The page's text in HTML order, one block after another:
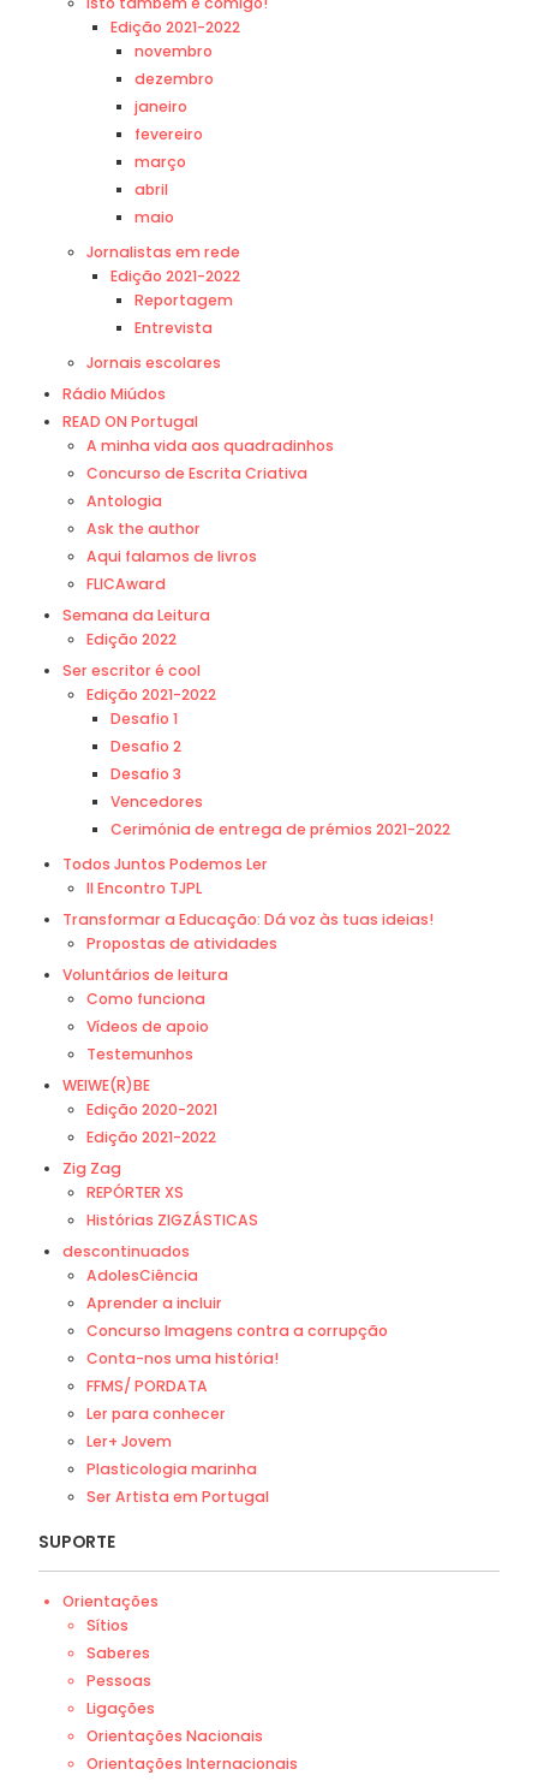
Edição 2021-2022
novembro
dezembro
janeiro
fevereiro
março
abril
maio
Jornalistas em rede
Edição 2021-2022
Reportagem
Entrevista
Jornais escolares
Rádio Miúdos
READ ON Portugal
A minha vida aos quadradinhos
Concurso de Escrita Criativa
Antologia
Ask the author
Aqui falamos de livros
FLICAward
Semana da Leitura
Edição 2022
Ser escritor é cool
Edição 2021-2022
Desafio 1
Desafio 2
Desafio 3
Vencedores
Cerimónia de entrega de prémios 2021-2022
Todos Juntos Podemos Ler
II Encontro TJPL
Transformar a Educação: Dá voz às tuas ideias!
Propostas de atividades
Voluntários de leitura
Como funciona
Vídeos de apoio
Testemunhos
WEIWE(R)BE
Edição 2020-2021
Edição 2021-2022
Zig Zag
REPÓRTER XS
Histórias ZIGZÁSTICAS
descontinuados
AdolesCiência
Aprender a incluir
Concurso Imagens contra a corrupção
Conta-nos uma história!
FFMS/ PORDATA
Ler para conhecer
Ler+ Jovem
Plasticologia marinha
Ser Artista em Portugal
SUPORTE
Orientações
Sítios
Saberes
Pessoas
Ligações
Orientações Nacionais
Orientações Internacionais